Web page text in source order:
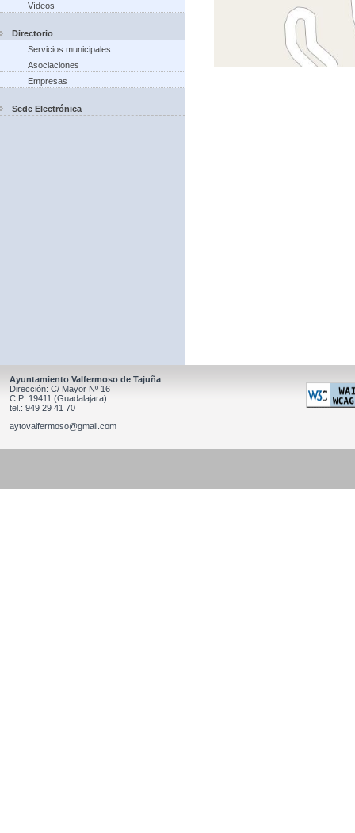
Vídeos
Directorio
Servicios municipales
Asociaciones
Empresas
Sede Electrónica
Ayuntamiento Valfermoso de Tajuña
Dirección: C/ Mayor Nº 16
C.P: 19411 (Guadalajara)
tel.: 949 29 41 70
aytovalfermoso@gmail.com